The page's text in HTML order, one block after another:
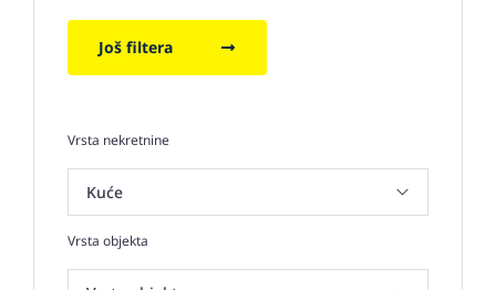
Još filtera
Vrsta nekretnine
Vrsta objekta